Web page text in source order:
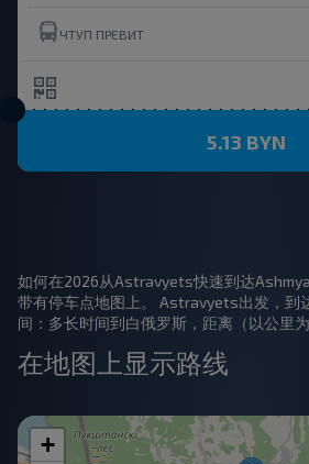
ЧТУП ПРЕВИТ
5.13 BYN
如何在2026从Astravyets快速到达
带有停车点地图上。 Astravyets出发，到
间：多长时间到白俄罗斯，距离（以公里为
在地图上显示路线
+